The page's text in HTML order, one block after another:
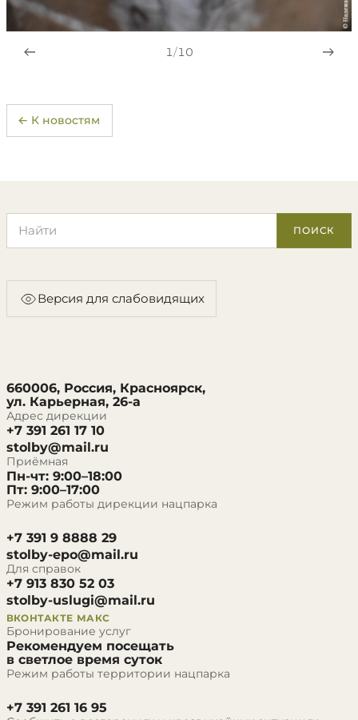
1/10
← К новостям
ПОИСК
Версия для слабовидящих
660006, Россия, Красноярск,
ул. Карьерная, 26-а
Адрес дирекции
+7 391 261 17 10
stolby@mail.ru
Приёмная
Пн-чт: 9:00–18:00
Пт: 9:00–17:00
Режим работы дирекции нацпарка
+7 391 9 8888 29
stolby-epo@mail.ru
Для справок
+7 913 830 52 03
stolby-uslugi@mail.ru
ВКОНТАКТЕ МАКС
Бронирование услуг
Рекомендуем посещать
в светлое время суток
Режим работы территории нацпарка
+7 391 261 16 95